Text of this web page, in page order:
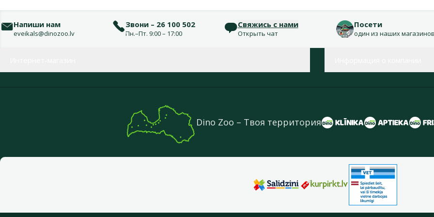
Напиши нам
eveikals@dinozoo.lv
Звони – 26 100 502
Пн.–Пт. 9:00 – 17:00
Свяжись с нами
Открыть чат
Посети
один из наших
Dino Zoo – Твоя территория